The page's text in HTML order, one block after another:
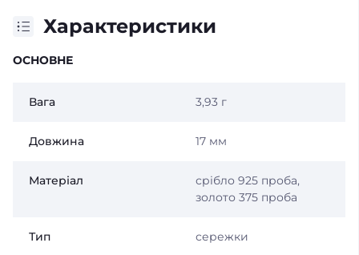
Характеристики
ОСНОВНЕ
Вага 3,93 г
Довжина 17 мм
Матеріал
срібло 925 проба,
золото 375 проба
Тип сережки